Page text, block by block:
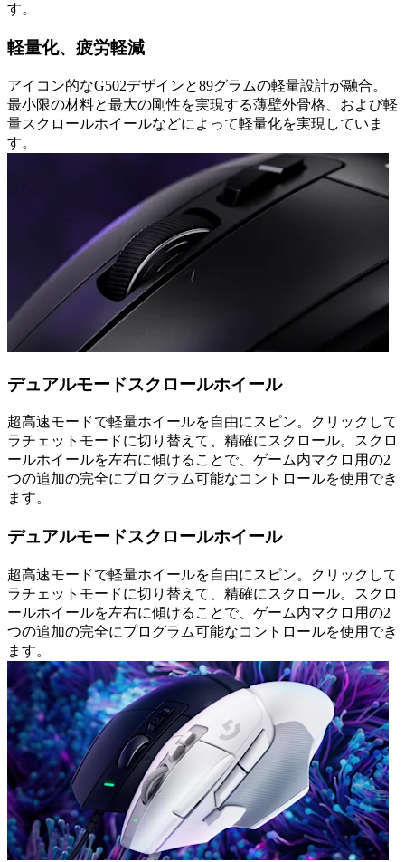
す。
軽量化、疲労軽減
アイコン的なG502デザインと89グラムの軽量設計が融合。
最小限の材料と最大の剛性を実現する薄壁外骨格、および軽
量スクロールホイールなどによって軽量化を実現していま
す。
デュアルモードスクロールホイール
超高速モードで軽量ホイールを自由にスピン。クリックして
ラチェットモードに切り替えて、精確にスクロール。スクロ
ールホイールを左右に傾けることで、ゲーム内マクロ用の2
つの追加の完全にプログラム可能なコントロールを使用でき
ます。
デュアルモードスクロールホイール
超高速モードで軽量ホイールを自由にスピン。クリックして
ラチェットモードに切り替えて、精確にスクロール。スクロ
ールホイールを左右に傾けることで、ゲーム内マクロ用の2
つの追加の完全にプログラム可能なコントロールを使用でき
ます。